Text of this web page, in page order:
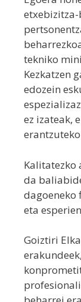
tekniko
Kezkatzen
edozein
ez izateak,
Kalitatezko
da
dagoeneko
eta
Goiztiri